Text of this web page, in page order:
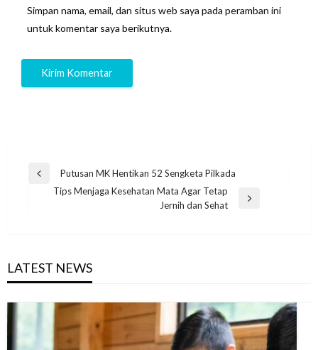
Simpan nama, email, dan situs web saya pada peramban ini
untuk komentar saya berikutnya.
Navigasi
Previous
Putusan MK Hentikan 52 Sengketa Pilkada
Tips Menjaga Kesehatan Mata Agar Tetap
Jernih dan Sehat
LATEST NEWS